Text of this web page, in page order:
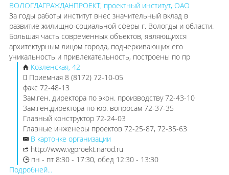
ВОЛОГДАГРАЖДАНПРОЕКТ, проектный институт, ОАО
За годы работы институт внес значительный вклад в
развитие жилищно-социальной сферы г. Вологды и области.
Большая часть современных объектов, являющихся
архитектурным лицом города, подчеркивающих его
уникальность и привлекательность, построены по пр
Козленская, 42
Приемная 8 (8172) 72-10-05
факс 72-48-13
Зам.ген. директора по экон. производству 72-43-10
Зам.ген.директора по юр. вопросам 72-37-35
Главный конструктор 72-24-03
Главные инженеры проектов 72-25-87, 72-35-63
В карточке организации
http://www.vgproekt.narod.ru
пн - пт 8:30 - 17:30, обед 12:30 - 13:30
Подробней...